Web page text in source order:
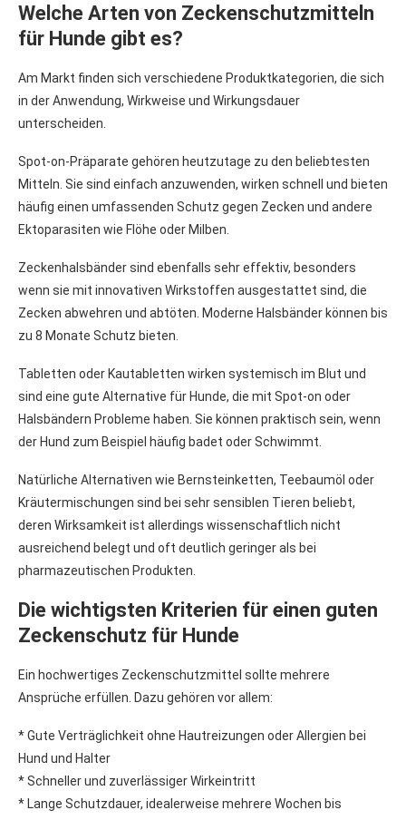
Welche Arten von Zeckenschutzmitteln
für Hunde gibt es?
Am Markt finden sich verschiedene Produktkategorien, die sich
in der Anwendung, Wirkweise und Wirkungsdauer
unterscheiden.
Spot-on-Präparate gehören heutzutage zu den beliebtesten
Mitteln. Sie sind einfach anzuwenden, wirken schnell und bieten
häufig einen umfassenden Schutz gegen Zecken und andere
Ektoparasiten wie Flöhe oder Milben.
Zeckenhalsbänder sind ebenfalls sehr effektiv, besonders
wenn sie mit innovativen Wirkstoffen ausgestattet sind, die
Zecken abwehren und abtöten. Moderne Halsbänder können bis
zu 8 Monate Schutz bieten.
Tabletten oder Kautabletten wirken systemisch im Blut und
sind eine gute Alternative für Hunde, die mit Spot-on oder
Halsbändern Probleme haben. Sie können praktisch sein, wenn
der Hund zum Beispiel häufig badet oder Schwimmt.
Natürliche Alternativen wie Bernsteinketten, Teebaumöl oder
Kräutermischungen sind bei sehr sensiblen Tieren beliebt,
deren Wirksamkeit ist allerdings wissenschaftlich nicht
ausreichend belegt und oft deutlich geringer als bei
pharmazeutischen Produkten.
Die wichtigsten Kriterien für einen guten
Zeckenschutz für Hunde
Ein hochwertiges Zeckenschutzmittel sollte mehrere
Ansprüche erfüllen. Dazu gehören vor allem:
* Gute Verträglichkeit ohne Hautreizungen oder Allergien bei
Hund und Halter
* Schneller und zuverlässiger Wirkeintritt
* Lange Schutzdauer, idealerweise mehrere Wochen bis